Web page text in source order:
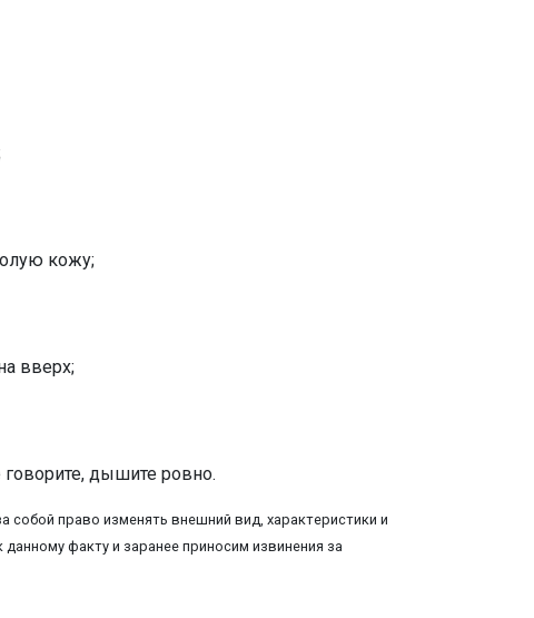
кожу;
вверх;
дышите ровно.
право изменять внешний вид, характеристики и
факту и заранее приносим извинения за